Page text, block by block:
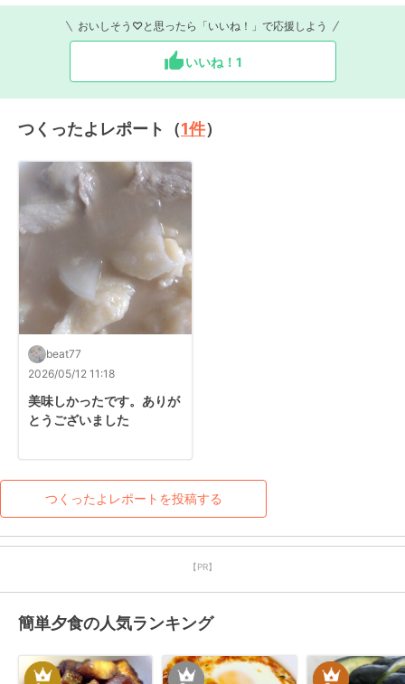
おいしそう♡と思ったら「いいね！」で応援しよう
いいね！ 1
つくったよレポート（1件）
beat77
2026/05/12 11:18
美味しかったです。ありが
とうございました
つくったよレポートを投稿する
【PR】
簡単夕食の人気ランキング